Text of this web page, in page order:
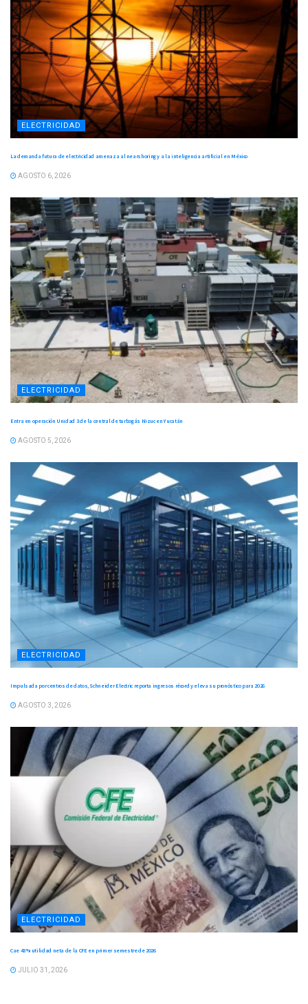
ELECTRICIDAD
La demanda futura de electricidad amenaza al nearshoring y a la inteligencia artificial en México
AGOSTO 6, 2026
ELECTRICIDAD
Entra en operación Unidad 3 de la central de turbogás Nizuc en Yucatán
AGOSTO 5, 2026
ELECTRICIDAD
Impulsada por centros de datos, Schneider Electric reporta ingresos récord y eleva su pronóstico para 2026
AGOSTO 3, 2026
ELECTRICIDAD
Cae 43 % utilidad neta de la CFE en primer semestre de 2026
JULIO 31, 2026